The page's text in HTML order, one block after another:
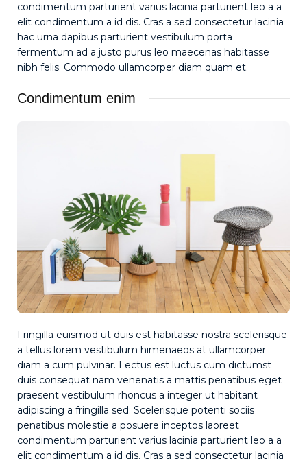
condimentum parturient varius lacinia parturient leo a a
elit condimentum a id dis. Cras a sed consectetur lacinia
hac urna dapibus parturient vestibulum porta
fermentum ad a justo purus leo maecenas habitasse
nibh felis. Commodo ullamcorper diam quam et.
Condimentum enim
Fringilla euismod ut duis est habitasse nostra scelerisque
a tellus lorem vestibulum himenaeos at ullamcorper
diam a cum pulvinar. Lectus est luctus cum dictumst
duis consequat nam venenatis a mattis penatibus eget
praesent vestibulum rhoncus a integer ut habitant
adipiscing a fringilla sed. Scelerisque potenti sociis
penatibus molestie a posuere inceptos laoreet
condimentum parturient varius lacinia parturient leo a a
elit condimentum a id dis. Cras a sed consectetur lacinia